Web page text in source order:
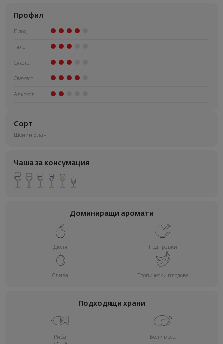
Профил
Плод
Тяло
Сухота
Свежест
Алкохол
Сорт
Шенин Блан
Чаша за консумация
Доминиращи аромати
Дюля Подправки
Слива Тропически плодове
Подходящи храни
Риба Бели меса